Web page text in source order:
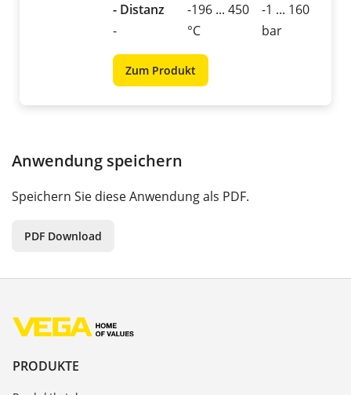
- Distanz
-
-196 ... 450
°C
-1 ... 160
bar
Zum Produkt
Anwendung speichern
Speichern Sie diese Anwendung als PDF.
PDF Download
PRODUKTE